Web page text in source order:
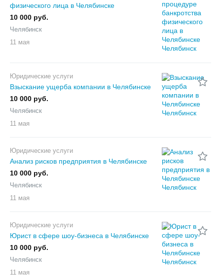
физического лица в Челябинске
10 000 руб.
Челябинск
11 мая
Юридические услуги
Взыскание ущерба компании в Челябинске
10 000 руб.
Челябинск
11 мая
Юридические услуги
Анализ рисков предприятия в Челябинске
10 000 руб.
Челябинск
11 мая
Юридические услуги
Юрист в сфере шоу-бизнеса в Челябинске
10 000 руб.
Челябинск
11 мая